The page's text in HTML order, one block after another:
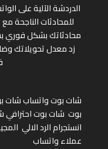
الدردشة الآلية على
للمحادثات الناجحة
محادثاتك بشكل فوري
زد معدل تحويلاتك
شات بوت واتسابشات
بوت شات بوت احترافي
انستجرامالرد الالي
عملاء واتساب